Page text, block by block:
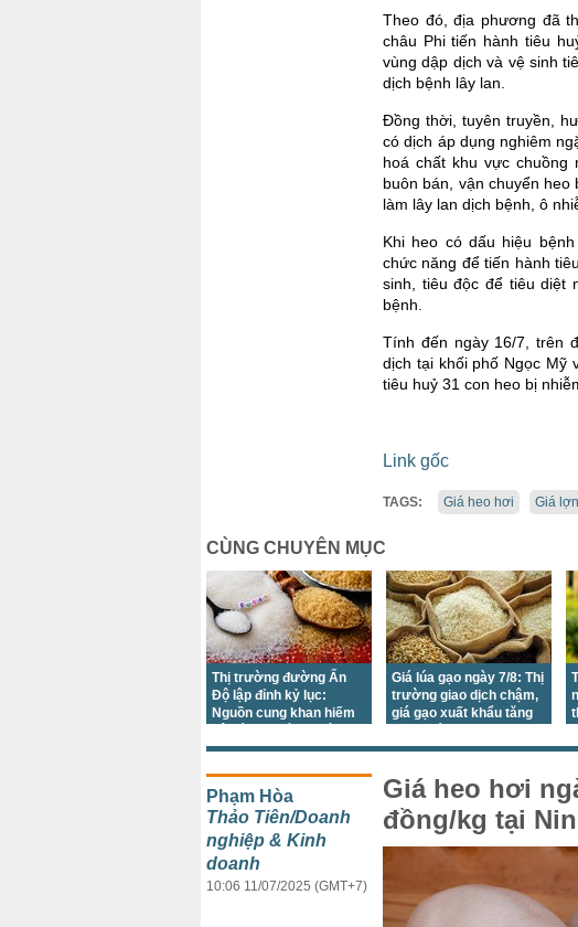
Theo đó, địa phương đã
châu Phi tiến hành tiêu
vùng dập dịch và vệ sinh
dịch bệnh lây lan.
Đồng thời, tuyên truyền,
có dịch áp dụng nghiêm
hoá chất khu vực chuồng
buôn bán, vận chuyển
làm lây lan dịch bệnh, ô
Khi heo có dấu hiệu
chức năng để tiến hành
sinh, tiêu độc để tiêu diệt
bệnh.
Tính đến ngày 16/7, trên
dịch tại khối phố Ngọc Mỹ
tiêu huỷ 31 con heo bị
Link gốc
TAGS: Giá heo hơi Giá
CÙNG CHUYÊN MỤC
Thị trường đường Ấn
Độ lập đỉnh kỷ lục:
Nguồn cung khan hiếm
mùa lễ hội
Giá lúa gạo ngày 7/8: Thị
trường giao dịch chậm,
giá gạo xuất khẩu tăng
Giá heo hơi
đồng/kg tại
Phạm Hòa
Thảo Tiên/Doanh
nghiệp & Kinh
doanh
10:06 11/07/2025 (GMT+7)